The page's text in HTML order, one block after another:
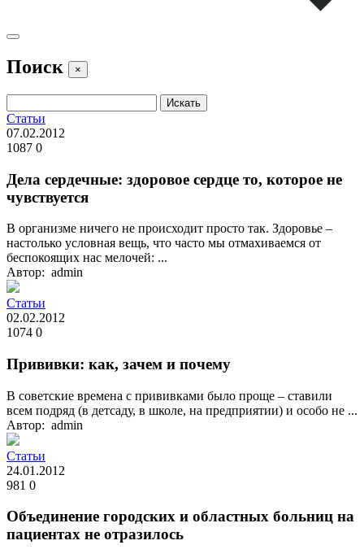
Поиск ×
Статьи
07.02.2012
1087 0
Дела сердечные: здоровое сердце то, которое не
чувствуется
В организме ничего не происходит просто так. Здоровье –
настолько условная вещь, что часто мы отмахиваемся от
беспокоящих нас мелочей: ...
Автор: admin
Статьи
02.02.2012
1074 0
Прививки: как, зачем и почему
В советские времена с прививками было проще – ставили
всем подряд (в детсаду, в школе, на предприятии) и особо не ...
Автор: admin
Статьи
24.01.2012
981 0
Объединение городских и областных больниц на
пациентах не отразилось